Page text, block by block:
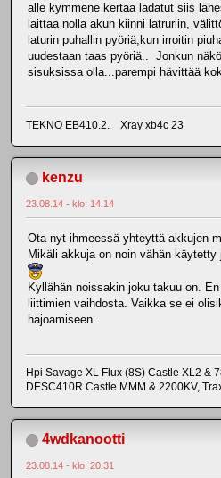
alle kymmene kertaa ladatut siis
laittaa nolla akun kiinni latruriin,
laturin puhallin pyöriä,kun irroitin
uudestaan taas pyöriä.. Jonkun
sisuksissa olla...parempi hävittää
TEKNO EB410.2. Xray xb4c 23
kenzu
23.08.14 - klo: 14.14
Ota nyt ihmeessä yhteyttä akkujen
Mikäli akkuja on noin vähän
Kyllähän noissakin joku takuu on.
liittimien vaihdosta. Vaikka se ei
hajoamiseen.
Hpi Savage XL Flux (8S) Castle XL2 &
DESC410R Castle MMM & 2200KV,
4wdkanootti
23.08.14 - klo: 20.31